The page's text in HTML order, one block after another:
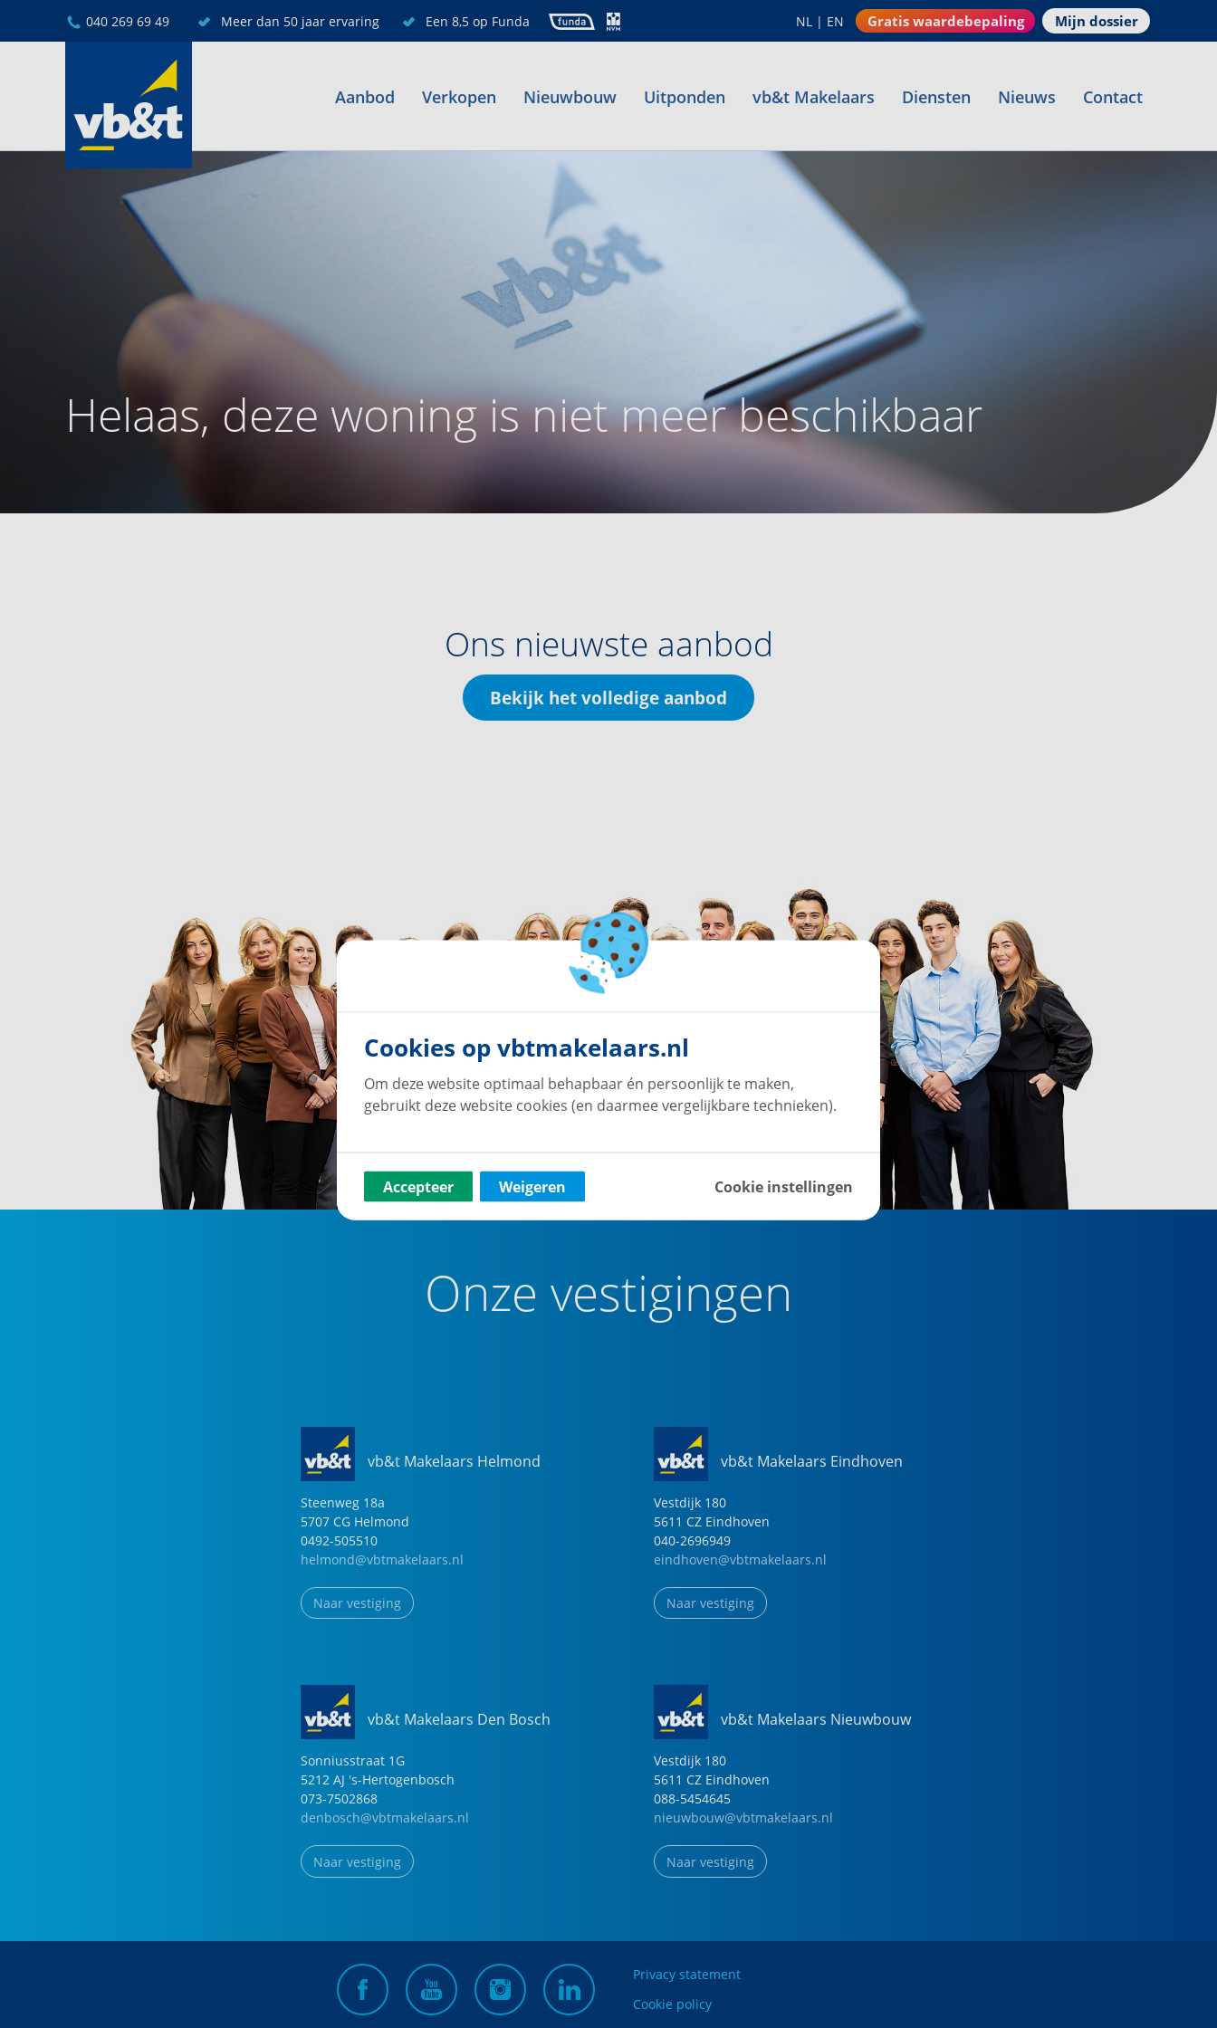
040 269 69 49 Meer dan 50 jaar ervaring Een 8,5 op Funda NL | EN Gratis waardebepaling Mijn dossier
Aanbod Verkopen Nieuwbouw Uitponden vb&t Makelaars Diensten Nieuws Contact
Helaas, deze woning is niet meer beschikbaar
Ons nieuwste aanbod
Bekijk het volledige aanbod
Onze vestigingen
vb&t Makelaars Helmond
Steenweg 18a
5707 CG Helmond
0492-505510
helmond@vbtmakelaars.nl
Naar vestiging
vb&t Makelaars Eindhoven
Vestdijk 180
5611 CZ Eindhoven
040-2696949
eindhoven@vbtmakelaars.nl
Naar vestiging
vb&t Makelaars Den Bosch
Sonniusstraat 1G
5212 AJ 's-Hertogenbosch
073-7502868
denbosch@vbtmakelaars.nl
Naar vestiging
vb&t Makelaars Nieuwbouw
Vestdijk 180
5611 CZ Eindhoven
088-5454645
nieuwbouw@vbtmakelaars.nl
Naar vestiging
Privacy statement
Cookie policy
Cookies op vbtmakelaars.nl
Om deze website optimaal behapbaar én persoonlijk te maken,
gebruikt deze website cookies (en daarmee vergelijkbare technieken).
Accepteer Weigeren Cookie instellingen